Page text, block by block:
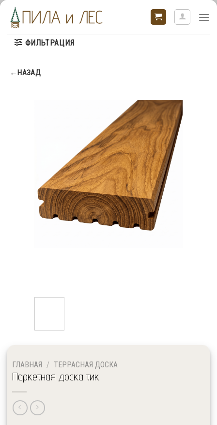
Skip
content
ФИЛЬТРАЦИЯ
←НАЗАД
ГЛАВНАЯ / ТЕРРАСНАЯ ДОСКА
Паркетная доска тик